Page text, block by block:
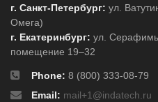
г. Санкт-Петербург: ул.
Омега)
г. Екатеринбург: ул.
помещение 19–32
Phone: 8 (800) 333-08-79
Email: mail+1@indatech.ru